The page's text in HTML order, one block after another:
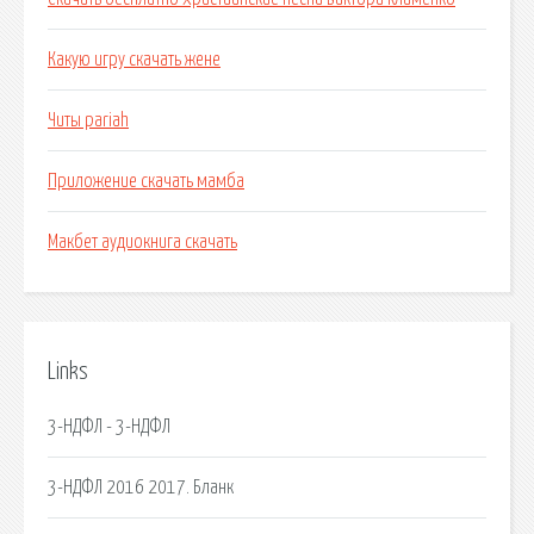
Какую игру скачать жене
Читы pariah
Приложение скачать мамба
Макбет аудиокнига скачать
Links
3-НДФЛ - 3-НДФЛ
3-НДФЛ 2016 2017. Бланк